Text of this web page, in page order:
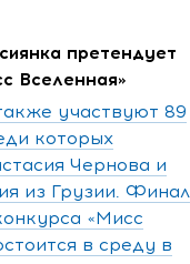
претендует
Вселенная»
участвуют 89
которых
Чернова и
из Грузии. Финал
«Мисс
в среду в